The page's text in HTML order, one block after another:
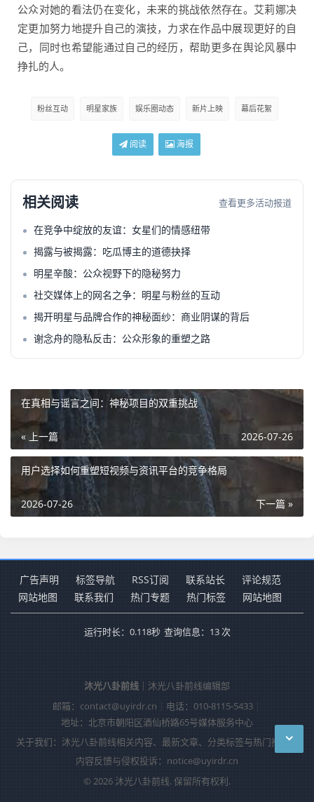
公众对她的看法仍在变化，未来的挑战依然存在。艾莉娜决
定更加努力地提升自己的演技，力求在作品中展现更好的自
己，同时也希望能通过自己的经历，帮助更多在舆论风暴中
挣扎的人。
粉丝互动 明星家族 娱乐圈动态 新片上映 幕后花絮
阅读 海报
相关阅读 查看更多活动报道
在竞争中绽放的友谊：女星们的情感纽带
揭露与被揭露：吃瓜博主的道德抉择
明星辛酸：公众视野下的隐秘努力
社交媒体上的网名之争：明星与粉丝的互动
揭开明星与品牌合作的神秘面纱：商业阴谋的背后
谢念舟的隐私反击：公众形象的重塑之路
在真相与谣言之间：神秘项目的双重挑战
« 上一篇 2026-07-26
用户选择如何重塑短视频与资讯平台的竞争格局
下一篇 »
2026-07-26
广告声明 标签导航 RSS订阅 联系站长
评论规范
网站地图
联系我们 热门专题 热门标签 网站地图
运行时长：0.118秒 查询信息：13 次
沐光八卦前线｜沐光八卦前线编辑部
邮箱：contact@uyirdr.cn｜电话：010-8115-5433｜
地址：北京市朝阳区酒仙桥路65号媒体服务中心
关于我们：沐光八卦前线相关内容、最新文章、分类标签与热门推荐。
内容反馈与侵权投诉：notice@uyirdr.cn
© 2026 沐光八卦前线. 保留所有权利.